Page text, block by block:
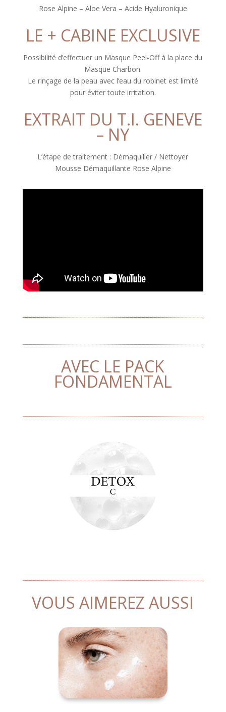
Rose Alpine – Aloe Vera – Acide Hyaluronique
LE + CABINE EXCLUSIVE
Possibilité d’effectuer un Masque Peel-Off à la place du
Masque Charbon.
Le rinçage de la peau avec l’eau du robinet est limité
pour éviter toute irritation.
EXTRAIT DU T.I. GENEVE
– NY
L’étape de traitement : Démaquiller / Nettoyer
Mousse Démaquillante Rose Alpine
AVEC LE PACK
FONDAMENTAL
VOUS AIMEREZ AUSSI